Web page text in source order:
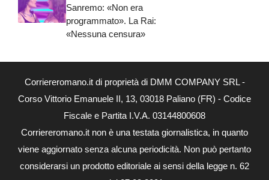
Sanremo: «Non era
programmato». La Rai:
«Nessuna censura»
Corriereromano.it di proprietà di DMM COMPANY SRL -
Corso Vittorio Emanuele II, 13, 03018 Paliano (FR) - Codice
Fiscale e Partita I.V.A. 03144800608
Corriereromano.it non è una testata giornalistica, in quanto
viene aggiornato senza alcuna periodicità. Non può pertanto
considerarsi un prodotto editoriale ai sensi della legge n. 62